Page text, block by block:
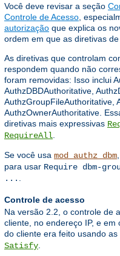
Você deve revisar a seção
Controle de Acesso ,
autorização que explica os
ordem em que as diretivas
As diretivas que controlam
respondem quando não
foram removidas: Isso inclui
AuthzDBDAuthoritative,
AuthzGroupFileAuthoritative,
AuthzOwnerAuthoritative.
diretivas mais expressivas
RequireAll
Se você usa mod_authz_dbm
para usar Require dbm-
...
Controle de acesso
Na versão 2.2, o controle de
cliente, no endereço IP, e
do cliente era feito usando as
Satisfy